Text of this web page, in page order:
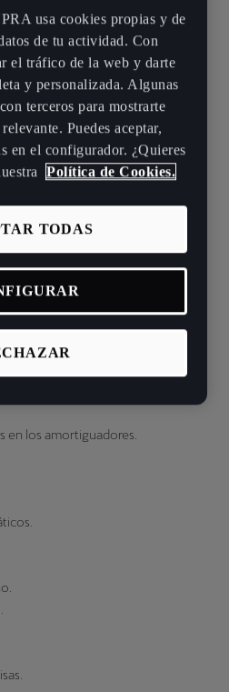
de la caja de cambios.
en los amortiguadores.
usa cookies propias y de
de tu actividad. Con
el tráfico de la web y darte
y personalizada. Algunas
terceros para mostrarte
Puedes aceptar,
en el configurador. ¿Quieres
Política de Cookies.
TODAS